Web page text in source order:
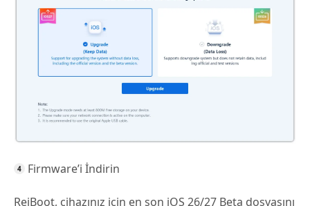
Firmware’i İndirin
ReiBoot, cihazınız için en son iOS 26/27 Beta dosyasını